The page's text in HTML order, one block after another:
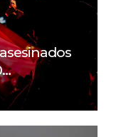
muertos